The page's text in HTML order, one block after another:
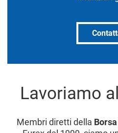
Lavoriamo
Membri diretti della